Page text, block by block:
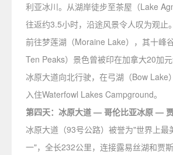
利亚冰川。从湖岸徒步至茶屋（Lake
往返约3.5小时，沿途风景令人叹为观止
前往梦莲湖（Moraine Lake），其十峰
Ten Peaks）景色曾被印在加拿大20加
冰原大道向北行驶，在弓湖（Bow Lake
入住Waterfowl Lakes Campground。
第四天：冰原大道 — 哥伦比亚冰原 —
冰原大道（93号公路）被誉为"世界上最
一"，全长232公里，连接露易丝湖和贾